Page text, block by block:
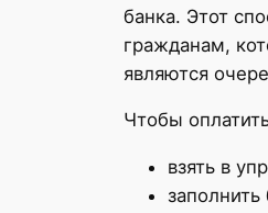
банка. Этот
гражданам,
являются
Чтобы
взять в